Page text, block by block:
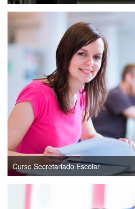
Curso Secretariado Escolar